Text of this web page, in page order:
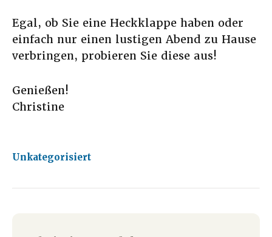
Egal, ob Sie eine Heckklappe haben oder
einfach nur einen lustigen Abend zu Hause
verbringen, probieren Sie diese aus!
Genießen!
Christine
Unkategorisiert